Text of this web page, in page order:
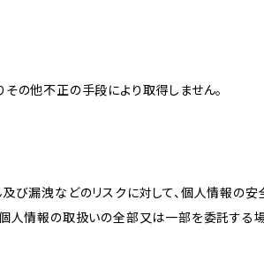
の他不正の手段により取得しません。
及び漏洩などのリスクに対して、個人情報の
個人情報の取扱いの全部又は一部を委託す